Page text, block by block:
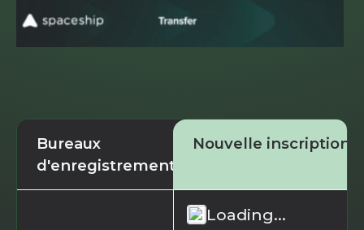
Bureaux
d'enregistrement
Nouvelle inscription
Loading...